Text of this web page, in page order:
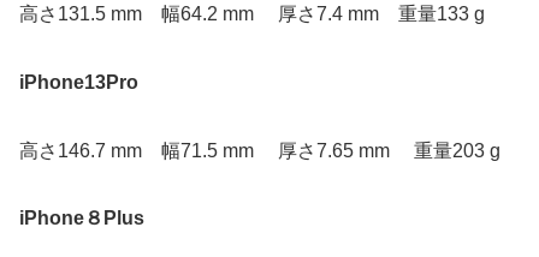
高さ131.5 mm 幅64.2 mm 厚さ7.4 mm 重量133 g
iPhone13Pro
高さ146.7 mm 幅71.5 mm 厚さ7.65 mm 重量203 g
iPhone８Plus